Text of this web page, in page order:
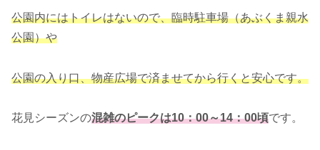
公園内にはトイレはないので、臨時駐車場（あぶくま親水
公園）や
公園の入り口、物産広場で済ませてから行くと安心です。
花見シーズンの混雑のピークは10：00～14：00頃です。